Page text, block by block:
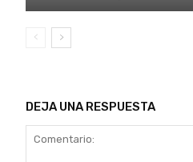
DEJA UNA RESPUESTA